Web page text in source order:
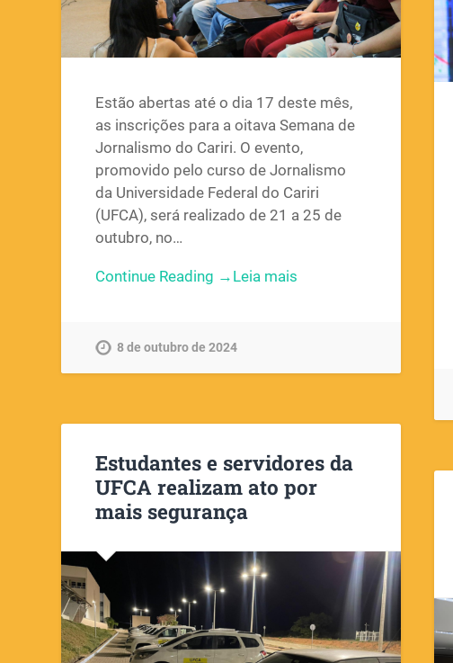
Estão abertas até o dia 17 deste mês,
as inscrições para a oitava Semana de
Jornalismo do Cariri. O evento,
promovido pelo curso de Jornalismo
da Universidade Federal do Cariri
(UFCA), será realizado de 21 a 25 de
outubro, no…
Continue Reading →
8 de outubro de 2024
Estudantes e servidores da
UFCA realizam ato por
mais segurança